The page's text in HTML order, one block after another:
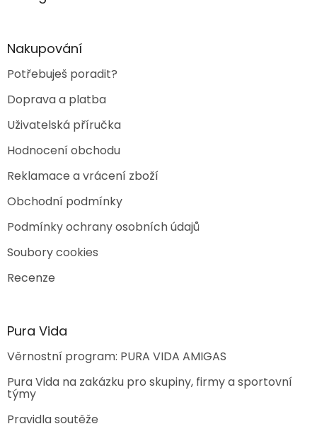
Nakupování
Potřebuješ poradit?
Doprava a platba
Uživatelská příručka
Hodnocení obchodu
Reklamace a vrácení zboží
Obchodní podmínky
Podmínky ochrany osobních údajů
Soubory cookies
Recenze
Pura Vida
Věrnostní program: PURA VIDA AMIGAS
Pura Vida na zakázku pro skupiny, firmy a sportovní
týmy
Pravidla soutěže